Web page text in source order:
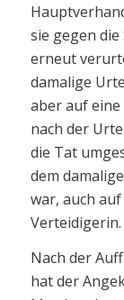
sie gegen
erneut
damalige
aber auf
nach der
die Tat
dem
war, auch
Verteidigerin.
Nach der
hat der